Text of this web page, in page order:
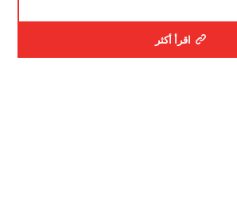
اقرأ أكثر